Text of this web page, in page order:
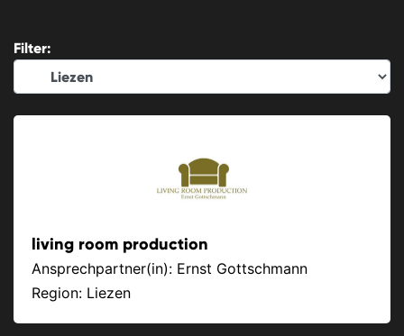
Filter:
living room production
Ansprechpartner(in): Ernst Gottschmann
Region: Liezen